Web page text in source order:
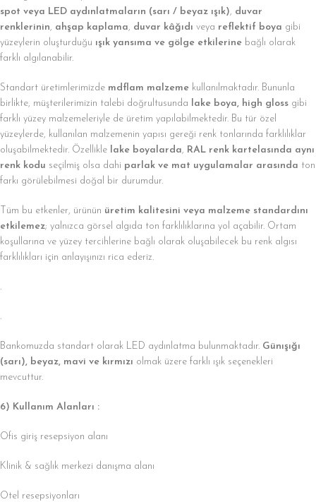
spot veya LED aydınlatmaların (sarı / beyaz ışık), duvar
renklerinin, ahşap kaplama, duvar kâğıdı veya reflektif boya gibi
yüzeylerin oluşturduğu ışık yansıma ve gölge etkilerine bağlı olarak
farklı algılanabilir.
Standart üretimlerimizde mdflam malzeme kullanılmaktadır. Bununla
birlikte, müşterilerimizin talebi doğrultusunda lake boya, high gloss gibi
farklı yüzey malzemeleriyle de üretim yapılabilmektedir. Bu tür özel
yüzeylerde, kullanılan malzemenin yapısı gereği renk tonlarında farklılıklar
oluşabilmektedir. Özellikle lake boyalarda, RAL renk kartelasında aynı
renk kodu seçilmiş olsa dahi parlak ve mat uygulamalar arasında ton
farkı görülebilmesi doğal bir durumdur.
Tüm bu etkenler, ürünün üretim kalitesini veya malzeme standardını
etkilemez; yalnızca görsel algıda ton farklılıklarına yol açabilir. Ortam
koşullarına ve yüzey tercihlerine bağlı olarak oluşabilecek bu renk algısı
farklılıkları için anlayışınızı rica ederiz.
.
.
Bankomuzda standart olarak LED aydınlatma bulunmaktadır. Günışığı
(sarı), beyaz, mavi ve kırmızı olmak üzere farklı ışık seçenekleri
mevcuttur.
6) Kullanım Alanları :
Ofis giriş resepsiyon alanı
Klinik & sağlık merkezi danışma alanı
Otel resepsiyonları